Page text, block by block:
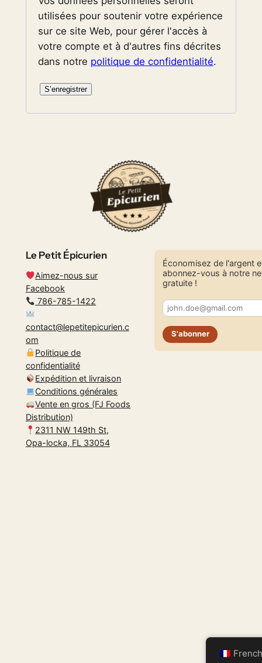
utilisées pour soutenir votre expérience
sur ce site Web, pour gérer l'accès à
votre compte et à d'autres fins décrites
dans notre politique de confidentialité.
S’enregistrer
Le Petit Épicurien
Aimez-nous sur
Facebook
786-785-1422
contact@lepetitepicurien.c
om
Politique de
confidentialité
Expédition et livraison
Conditions générales
Vente en gros (FJ Foods
Distribution)
2311 NW 149th St,
Opa-locka, FL 33054
Économisez de l'argent
abonnez-vous à notre
gratuite !
S'abonner